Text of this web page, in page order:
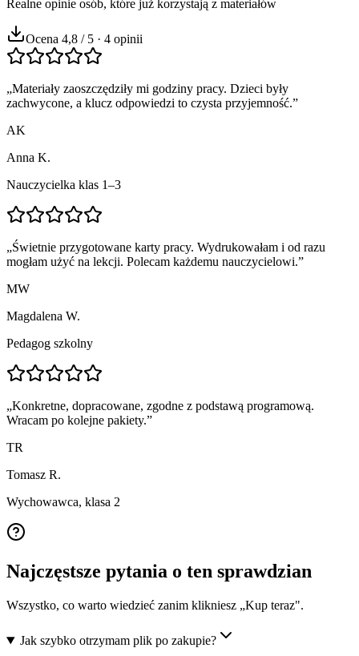
Realne opinie osób, które już korzystają z materiałów
Ocena 4,8 / 5 · 4 opinii
„Materiały zaoszczędziły mi godziny pracy. Dzieci były
zachwycone, a klucz odpowiedzi to czysta przyjemność.”
AK
Anna K.
Nauczycielka klas 1–3
„Świetnie przygotowane karty pracy. Wydrukowałam i od razu
mogłam użyć na lekcji. Polecam każdemu nauczycielowi.”
MW
Magdalena W.
Pedagog szkolny
„Konkretne, dopracowane, zgodne z podstawą programową.
Wracam po kolejne pakiety.”
TR
Tomasz R.
Wychowawca, klasa 2
Najczęstsze pytania o ten sprawdzian
Wszystko, co warto wiedzieć zanim klikniesz „Kup teraz".
Jak szybko otrzymam plik po zakupie?